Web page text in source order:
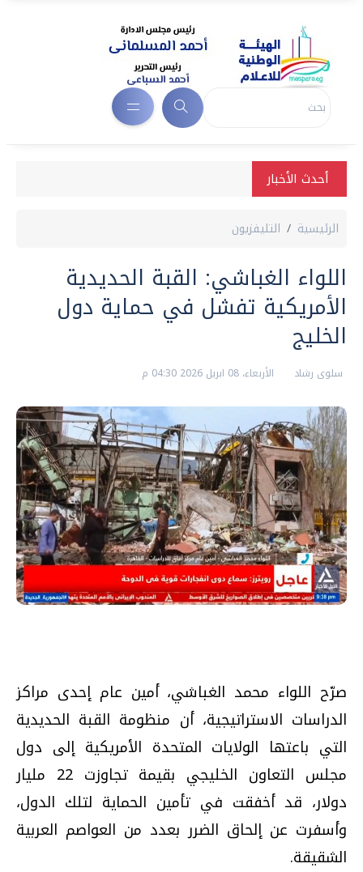
أحدث الأخبار
الرئيسية التليفزيون
اللواء الغباشي: القبة الحديدية
الأمريكية تفشل في حماية دول
الخليج
سلوى رشاد الأربعاء، 08 ابريل 2026 04:30 م
صرّح اللواء محمد الغباشي، أمين عام إحدى مراكز
الدراسات الاستراتيجية، أن منظومة القبة الحديدية
التي باعتها الولايات المتحدة الأمريكية إلى دول
مجلس التعاون الخليجي بقيمة تجاوزت 22 مليار
دولار، قد أخفقت في تأمين الحماية لتلك الدول،
وأسفرت عن إلحاق الضرر بعدد من العواصم العربية
الشقيقة.